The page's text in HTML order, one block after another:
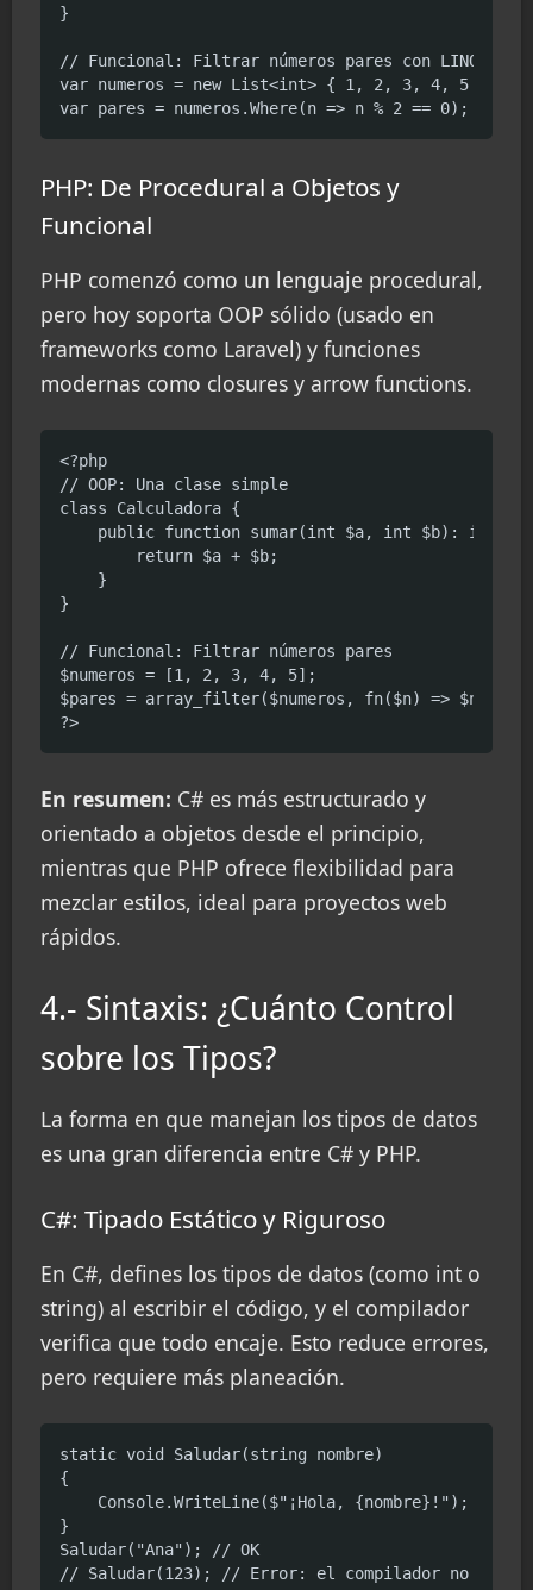
}
// Funcional: Filtrar números pares con LINQ
var numeros = new List<int> { 1, 2, 3, 4, 5 };
var pares = numeros.Where(n => n % 2 == 0); //
PHP: De Procedural a Objetos y
Funcional
PHP comenzó como un lenguaje procedural,
pero hoy soporta OOP sólido (usado en
frameworks como Laravel) y funciones
modernas como closures y arrow functions.
<?php
// OOP: Una clase simple
class Calculadora {
    public function sumar(int $a, int $b): int {
        return $a + $b;
    }
}
// Funcional: Filtrar números pares
$numeros = [1, 2, 3, 4, 5];
$pares = array_filter($numeros, fn($n) => $n %
?>
En resumen: C# es más estructurado y
orientado a objetos desde el principio,
mientras que PHP ofrece flexibilidad para
mezclar estilos, ideal para proyectos web
rápidos.
4.- Sintaxis: ¿Cuánto Control
sobre los Tipos?
La forma en que manejan los tipos de datos
es una gran diferencia entre C# y PHP.
C#: Tipado Estático y Riguroso
En C#, defines los tipos de datos (como int o
string) al escribir el código, y el compilador
verifica que todo encaje. Esto reduce errores,
pero requiere más planeación.
static void Saludar(string nombre)
{
    Console.WriteLine($"¡Hola, {nombre}!");
}
Saludar("Ana"); // OK
// Saludar(123); // Error: el compilador no lo